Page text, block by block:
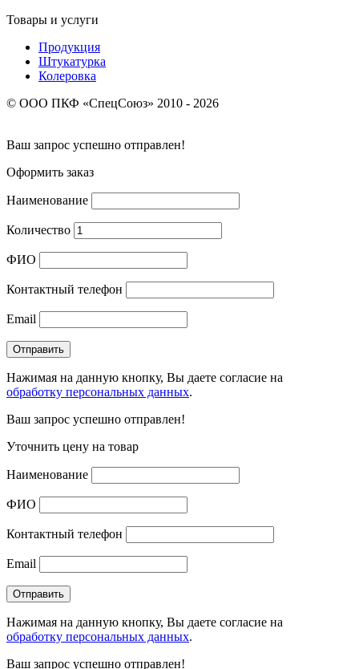
Товары и услуги
Продукция
Штукатурка
Колеровка
© ООО ПКФ «СпецСоюз» 2010 - 2026
Ваш запрос успешно отправлен!
Оформить заказ
Наименование
Количество
ФИО
Контактный телефон
Email
Нажимая на данную кнопку, Вы даете согласие на
обработку персональных данных.
Ваш запрос успешно отправлен!
Уточнить цену на товар
Наименование
ФИО
Контактный телефон
Email
Нажимая на данную кнопку, Вы даете согласие на
обработку персональных данных.
Ваш запрос успешно отправлен!